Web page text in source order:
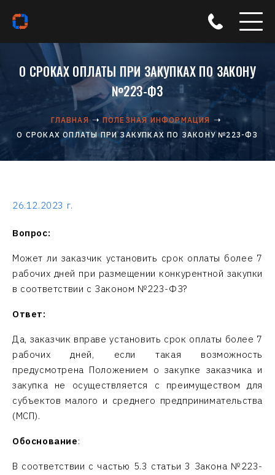
О СРОКАХ ОПЛАТЫ ПРИ ЗАКУПКАХ ПО ЗАКОНУ
№223-ФЗ
ГЛАВНАЯ
ПОЛЕЗНАЯ ИНФОРМАЦИЯ
О СРОКАХ ОПЛАТЫ ПРИ ЗАКУПКАХ ПО ЗАКОНУ №223-ФЗ
26.12.2023 г.
Вопрос:
Может ли заказчик установить срок оплаты более 7
рабочих дней при размещении конкурентной закупки
в соответствии с Законом №223-ФЗ?
Ответ:
Да, заказчик вправе установить срок оплаты более 7
рабочих дней, если такая возможность
предусмотрена Положением о закупке заказчика и
закупка не осуществляется с преимуществом для
субъектов малого и среднего предпринимательства
(МСП).
Обоснование:
В соответствии с частью 5.3 статьи 3 Закона №223-